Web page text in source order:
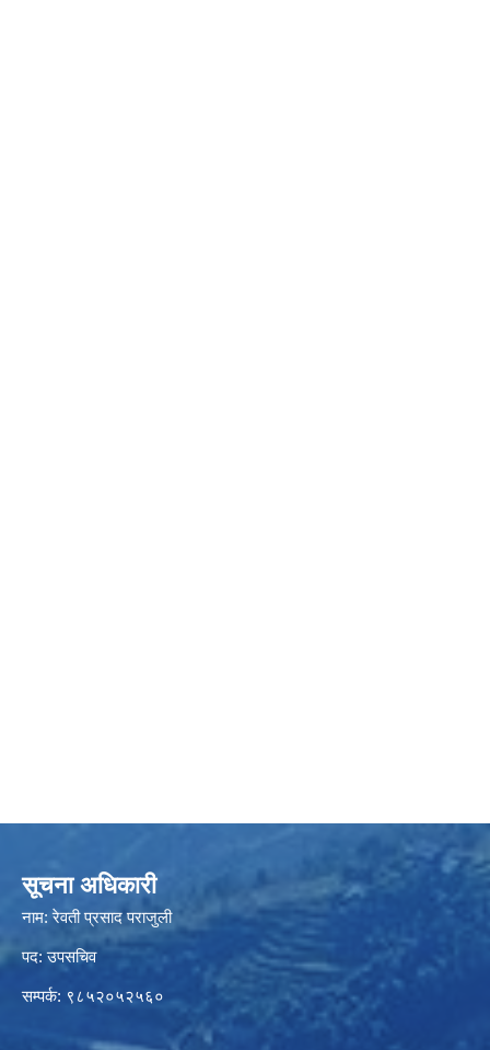
सूचना अधिकारी
नाम: रेवती प्रसाद पराजुली
पद: उपसचिव
सम्पर्क: ९८५२०५२५६०